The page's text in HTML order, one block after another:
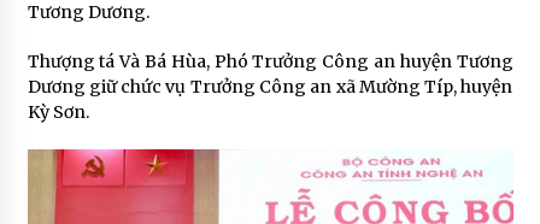
Tương Dương.
Thượng tá Và Bá Hùa, Phó Trưởng Công an huyện Tương
Dương giữ chức vụ Trưởng Công an xã Mường Típ, huyện
Kỳ Sơn.